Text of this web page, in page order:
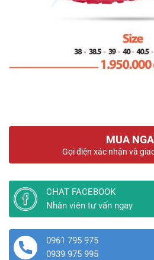
MUA
Gọi điện xác nhận và
CHAT FACEBOOK
Nhân viên tư vấn ngay
0961 795 975
0939 975 995